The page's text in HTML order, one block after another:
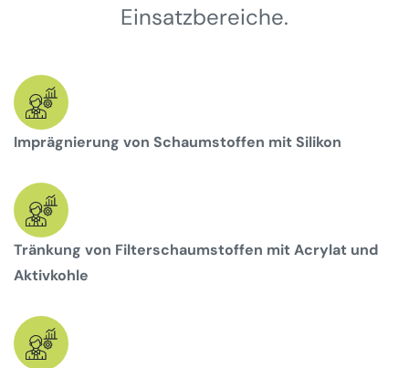
Einsatzbereiche.
Imprägnierung von Schaumstoffen mit Silikon
Tränkung von Filterschaumstoffen mit Acrylat und
Aktivkohle